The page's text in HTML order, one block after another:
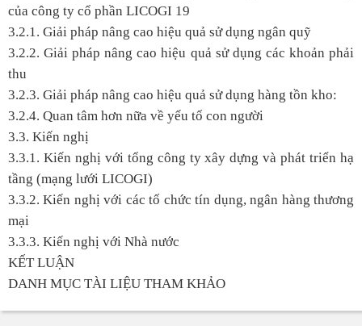
của công ty cổ phần LICOGI 19
3.2.1. Giải pháp nâng cao hiệu quả sử dụng ngân quỹ
3.2.2. Giải pháp nâng cao hiệu quả sử dụng các khoản phải
thu
3.2.3. Giải pháp nâng cao hiệu quả sử dụng hàng tồn kho:
3.2.4. Quan tâm hơn nữa về yếu tố con người
3.3. Kiến nghị
3.3.1. Kiến nghị với tổng công ty xây dựng và phát triển hạ
tầng (mạng lưới LICOGI)
3.3.2. Kiến nghị với các tố chức tín dụng, ngân hàng thương
mại
3.3.3. Kiến nghị với Nhà nước
KẾT LUẬN
DANH MỤC TÀI LIỆU THAM KHẢO